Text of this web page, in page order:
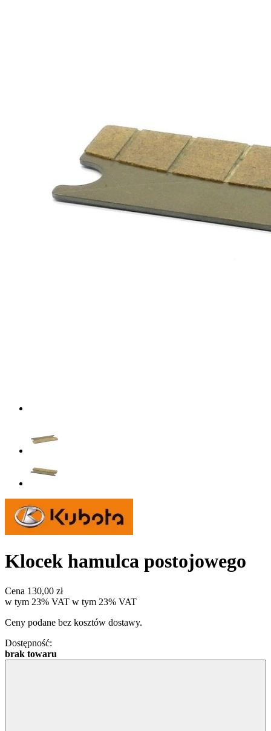
Klocek hamulca postojowego
Cena 130,00 zł
w tym 23% VAT w tym 23% VAT
Ceny podane bez kosztów dostawy.
Dostępność:
brak towaru